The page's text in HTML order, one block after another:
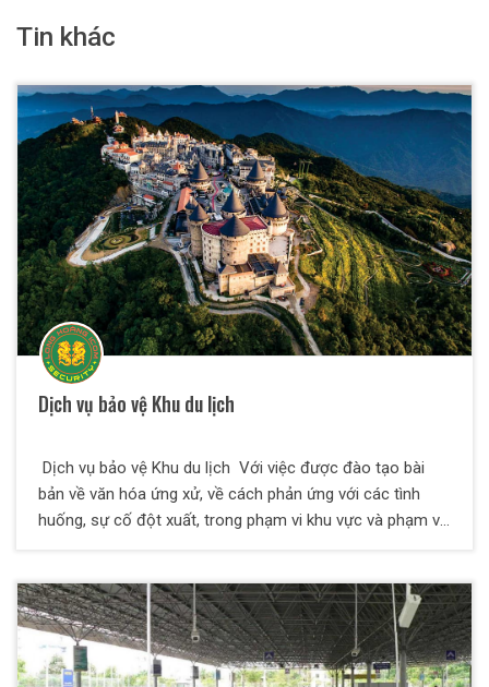
Tin khác
Dịch vụ bảo vệ Khu du lịch
Dịch vụ bảo vệ Khu du lịch Với việc được đào tạo bài
bản về văn hóa ứng xử, về cách phản ứng với các tình
huống, sự cố đột xuất, trong phạm vi khu vực và phạm vi
bảo vệ khác. Các nhân viên của bảo vệ Thiên Long Hoàng
có kinh nghiệm xử lý ùn tắc giao thông, các tình trạng
chen lấn, trộm cắp, móc túi, la hét, say xỉn và phá hoại tài
sản và đuối nước...